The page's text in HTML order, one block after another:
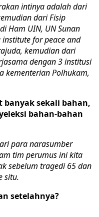
intinya adalah dari
dari Fisip
Ham UIN, UN Sunan
for peace and
kemudian dari
dengan 3 institusi
kementerian Polhukam,
banyak sekali bahan,
bahan-bahan
para narasumber
tim perumus ini kita
sebelum tragedi 65 dan
situ.
setelahnya?